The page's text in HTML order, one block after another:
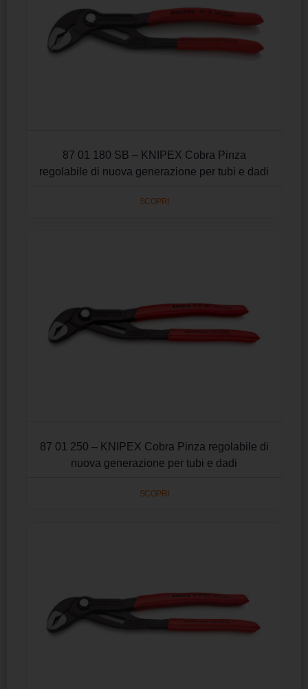
87 01 180 SB – KNIPEX Cobra Pinza
regolabile di nuova generazione per tubi e dadi
SCOPRI
87 01 250 – KNIPEX Cobra Pinza regolabile di
nuova generazione per tubi e dadi
SCOPRI